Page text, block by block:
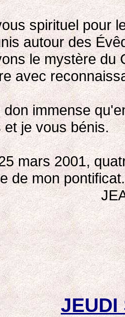
spirituel pour
autour des
le mystère du
avec
immense
je vous bénis.
mars 2001,
de mon pontificat.
JEUDI